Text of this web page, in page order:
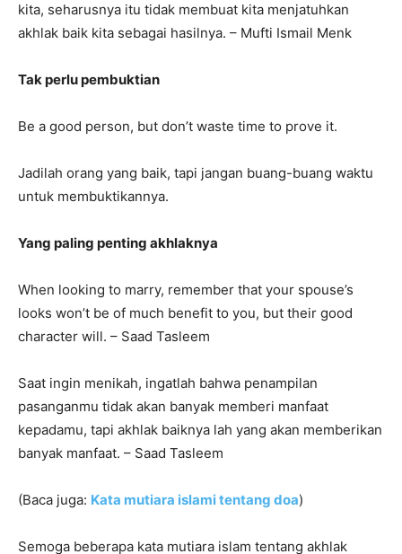
kita, seharusnya itu tidak membuat kita menjatuhkan
akhlak baik kita sebagai hasilnya. – Mufti Ismail Menk
Tak perlu pembuktian
Be a good person, but don’t waste time to prove it.
Jadilah orang yang baik, tapi jangan buang-buang waktu
untuk membuktikannya.
Yang paling penting akhlaknya
When looking to marry, remember that your spouse’s
looks won’t be of much benefit to you, but their good
character will. – Saad Tasleem
Saat ingin menikah, ingatlah bahwa penampilan
pasanganmu tidak akan banyak memberi manfaat
kepadamu, tapi akhlak baiknya lah yang akan memberikan
banyak manfaat. – Saad Tasleem
(Baca juga: Kata mutiara islami tentang doa)
Semoga beberapa kata mutiara islam tentang akhlak